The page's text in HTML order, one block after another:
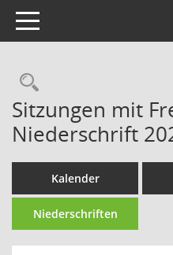
Toggle navigation
Sitzungen mit
Niederschrift
Kalender
Niederschriften